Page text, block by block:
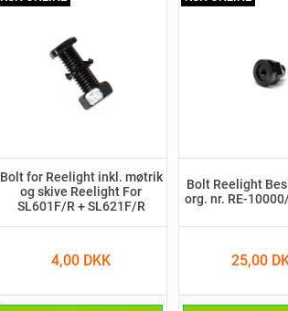
Bolt for Reelight inkl. møtrik
og skive Reelight For
SL601F/R + SL621F/R
4,00 DKK
Bolt Reelight
org. nr. RE-
25,00